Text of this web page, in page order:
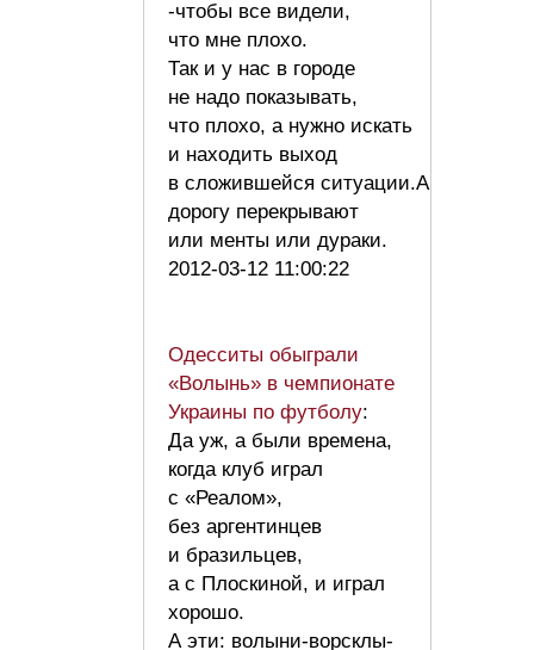
-чтобы все видели,
что мне плохо.
Так и у нас в городе
не надо показывать,
что плохо, а нужно искать
и находить выход
в сложившейся ситуации.А
дорогу перекрывают
или менты или дураки.
2012-03-12 11:00:22
Одесситы обыграли
«Волынь» в чемпионате
Украины по футболу:
Да уж, а были времена,
когда клуб играл
с «Реалом»,
без аргентинцев
и бразильцев,
а с Плоскиной, и играл
хорошо.
А эти: волыни-ворсклы-